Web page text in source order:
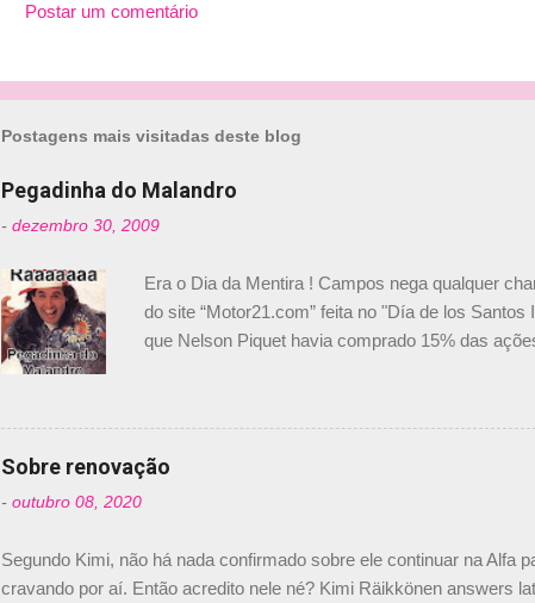
m
e
t
á
r
i
o
s
Postar um comentário
Postagens mais visitadas deste blog
Pegadinha do Malandro
- dezembro 30, 2009
Era o Dia da Mentira ! Campos nega qualquer
do site “Motor21.com” feita no "Día de los
que Nelson Piquet havia comprado 15% das
dirigente foi taxativo ao declarar que o brasileiro
verdade, nós recebemos uma oferta de Piquet",
Senna, não podemos ter dois brasileiros”,
Sobre renovação
- outubro 08, 2020
Segundo Kimi, não há nada confirmado sobre ele continuar na Alfa
cravando por aí. Então acredito nele né? Kimi Räikkönen answers